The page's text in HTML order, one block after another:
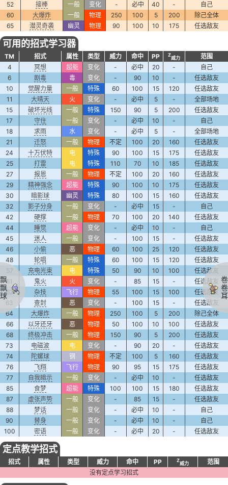
52
接棒 一般 变化 - 必中 40 -
自己
60
大爆炸 一般 物理 250 100 5 200
除己全体
65
潜灵奇袭 幽灵 物理 90 100 10 175 任选敌友
可用的招式学习器
TM 招式 属性 类型 威力 命中 PP Z
威力
范围
4
冥想 超能 变化 - 必中 20 -
自己
6
剧毒 毒 变化 - 90 10 -
任选敌友
10
觉醒力量 一般 特殊 60 100 15 120
任选敌友
11
大晴天 火 变化 - 必中 5 -
全部场地
15
破坏光线 一般 特殊 150 90 5 200
任选敌友
17
守住 一般 变化 - 必中 10 -
自己
18
求雨 水 变化 - 必中 5 -
全部场地
21
迁怒 一般 物理 不定 100 20 160
任选敌友
24
十万伏特 电 特殊 90 100 15 175
任选敌友
25
打雷 电 特殊 110 70 10 185
任选敌友
27
报恩 一般 物理 不定 100 20 160
任选敌友
29
精神强念 超能 特殊 90 100 10 175
任选敌友
30
暗影球 幽灵 特殊 80 100 15 160
任选敌友
32
影子分身 一般 变化 - 必中 15 -
自己
42
硬撑 一般 物理 70 100 20 140
任选敌友
44
睡觉 超能 变化 - 必中 10 -
自己
45
迷人 一般 变化 - 100 15 -
任选敌友
46
小偷 恶 物理 60 100 25 120
任选敌友
48
轮唱 一般 特殊 60 100 15 120
任选敌友
57
充电光束 电 特殊 50 90 10 100
任选敌友
61
鬼火 火 变化 - 85 15 -
任选敌友
62
杂技 飞行 物理 55 100 15 100
任选敌友
63
查封 恶 变化 - 100 15 -
任选敌友
64
大爆炸 一般 物理 250 100 5 200
除己全体
66
以牙还牙 恶 物理 50 100 10 100
任选敌友
68
终极冲击 一般 物理 150 90 5 200
任选敌友
73
电磁波 电 变化 - 90 20 -
任选敌友
74
陀螺球 钢 物理 不定 100 5 160
任选敌友
76
飞翔 飞行 物理 90 95 15 175
任选敌友
77
自我暗示 一般 变化 - 必中 10 -
任选敌友
85
食梦 超能 特殊 100 100 15 180
任选敌友
87
虚张声势 一般 变化 - 85 15 -
任选敌友
88
梦话 一般 变化 - 必中 10 -
自己
90
替身 一般 变化 - 必中 10 -
自己
100
密语 一般 变化 - 必中 20 - 任选敌友
定点教学招式
招式 属性 类型 威力 命中 PP Z
威力
范围
没有定点学习招式
飘
飘
球
卷
卷
耳